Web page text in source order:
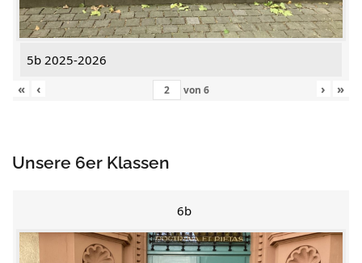
5b 2025-2026
«
‹ von 6 › »
Unsere 6er Klassen
6b